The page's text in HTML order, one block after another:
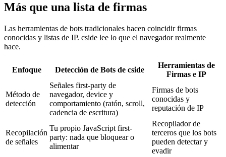
Más que una lista de firmas
Las herramientas de bots tradicionales hacen coincidir firmas
conocidas y listas de IP. cside lee lo que el navegador realmente
hace.
Enfoque Detección de Bots de cside
Herramientas de
Firmas e IP
Método de
detección
Señales first-party de
navegador, device y
comportamiento (ratón, scroll,
cadencia de escritura)
Firmas de bots
conocidas y
reputación de IP
Recopilación
de señales
Tu propio JavaScript first-
party: nada que bloquear o
alimentar
Recopilador de
terceros que los bots
pueden detectar y
evadir